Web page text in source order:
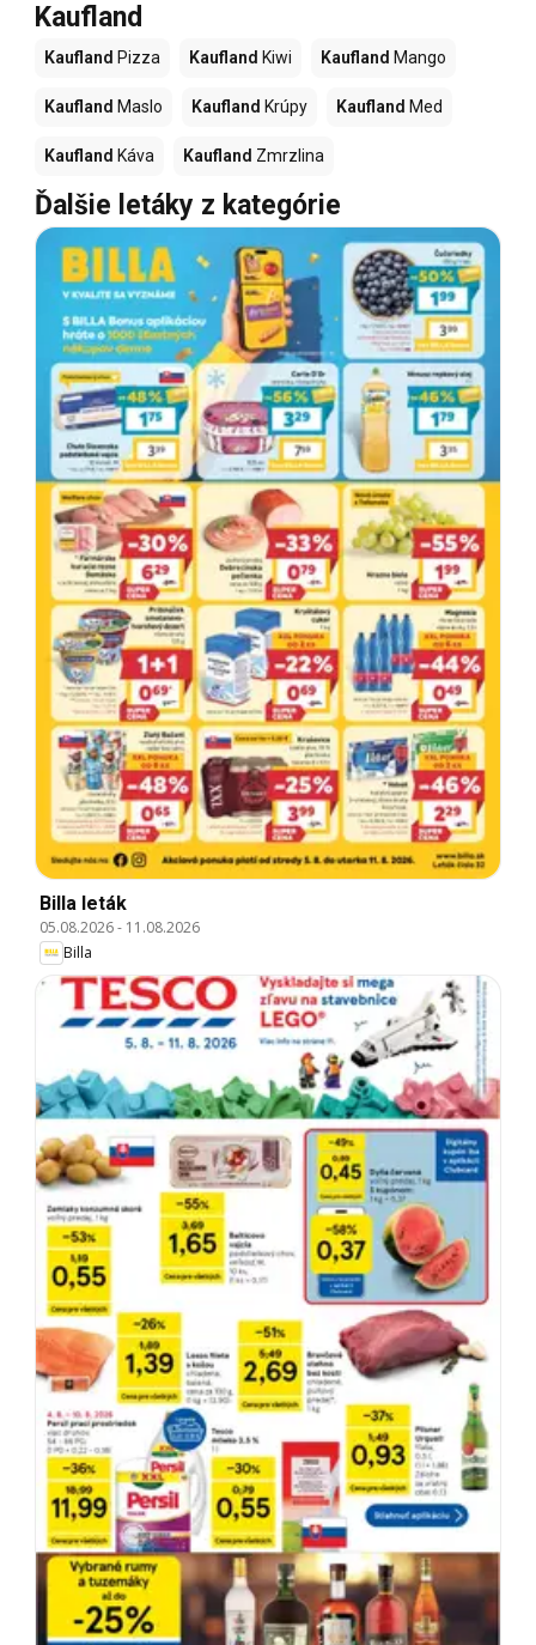
Kaufland
Kaufland Pizza Kaufland Kiwi Kaufland Mango
Kaufland Maslo Kaufland Krúpy Kaufland Med
Kaufland Káva Kaufland Zmrzlina
Ďalšie letáky z kategórie
Billa leták
05.08.2026- 11.08.2026
Billa